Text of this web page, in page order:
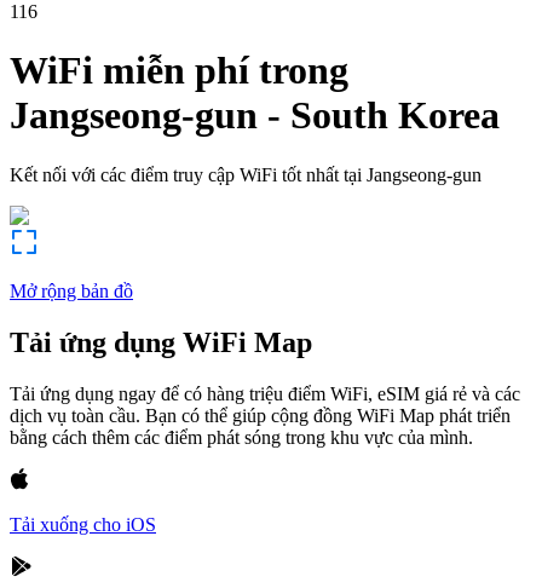
116
WiFi miễn phí trong
Jangseong-gun - South Korea
Kết nối với các điểm truy cập WiFi tốt nhất tại Jangseong-gun
Mở rộng bản đồ
Tải ứng dụng WiFi Map
Tải ứng dụng ngay để có hàng triệu điểm WiFi, eSIM giá rẻ và các
dịch vụ toàn cầu. Bạn có thể giúp cộng đồng WiFi Map phát triển
bằng cách thêm các điểm phát sóng trong khu vực của mình.
Tải xuống cho iOS